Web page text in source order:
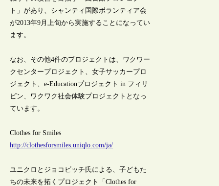
ト」があり、シャンティ国際ボランティア会
が2013年9月上旬から実施することになってい
ます。
なお、その他4件のプロジェクトは、ワクワー
クセンタープロジェクト、女子サッカープロ
ジェクト、e-Educationプロジェクト in フィリ
ピン、ワクワク社会体験プロジェクトとなっ
ています。
Clothes for Smiles
http://clothesforsmiles.uniqlo.com/ja/
ユニクロとジョコビッチ氏による、子どもた
ちの未来を拓くプロジェクト「Clothes for